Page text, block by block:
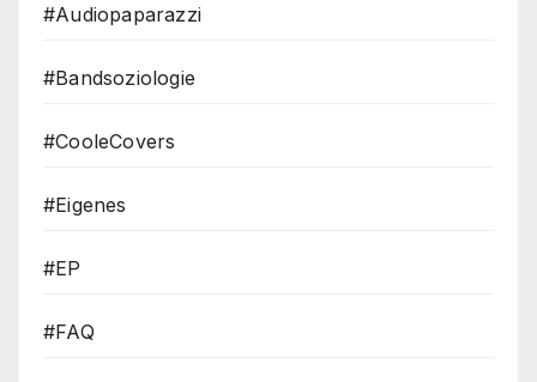
#Audiopaparazzi
#Bandsoziologie
#CooleCovers
#Eigenes
#EP
#FAQ